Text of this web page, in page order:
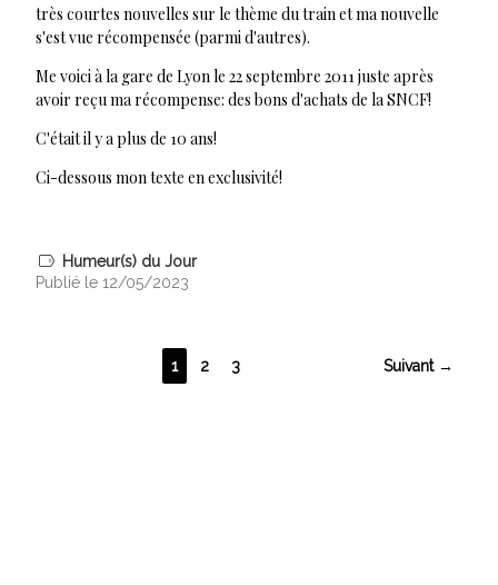
très courtes nouvelles sur le thème du train et ma nouvelle
s'est vue récompensée (parmi d'autres).
Me voici à la gare de Lyon le 22 septembre 2011 juste après
avoir reçu ma récompense: des bons d'achats de la SNCF!
C'était il y a plus de 10 ans!
Ci-dessous mon texte en exclusivité!
Humeur(s) du Jour
Publié le 12/05/2023
Suivant →
1 2 3